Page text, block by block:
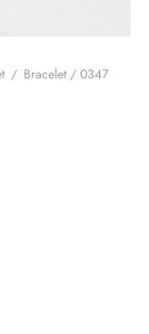
/ Bracelet / 0347